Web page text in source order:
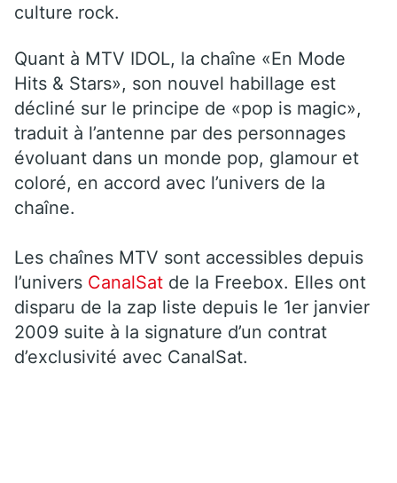
culture rock.
Quant à MTV IDOL, la chaîne «En Mode
Hits & Stars», son nouvel habillage est
décliné sur le principe de «pop is magic»,
traduit à l’antenne par des personnages
évoluant dans un monde pop, glamour et
coloré, en accord avec l’univers de la
chaîne.
Les chaînes MTV sont accessibles depuis
l’univers CanalSat de la Freebox. Elles ont
disparu de la zap liste depuis le 1er janvier
2009 suite à la signature d’un contrat
d’exclusivité avec CanalSat.